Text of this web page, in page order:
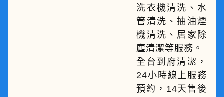
洗衣機清洗、水
管清洗、抽油煙
機清洗、居家除
塵清潔等服務。
全台到府清潔，
24小時線上服務
預約，14天售後